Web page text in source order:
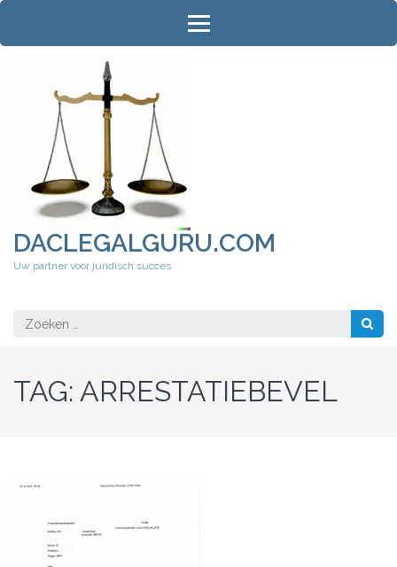
Ga
inhoud
DACLEGALGURU.COM
Uw partner voor juridisch succes
Zoeken
naar:
TAG: ARRESTATIEBEVEL